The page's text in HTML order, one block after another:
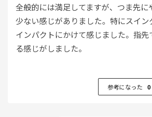
全般的には満足してますが、つま先に
少ない感じがありました。特にスイン
インパクトにかけて感じました。指
る感じがしました。
参考になった 0